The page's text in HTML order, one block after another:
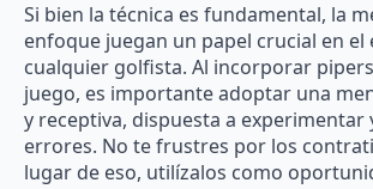
Si bien la técnica es fundamental, la
enfoque juegan un papel crucial en el
cualquier golfista. Al incorporar
juego, es importante adoptar una
y receptiva, dispuesta a experimentar
errores. No te frustres por los
lugar de eso, utilízalos como